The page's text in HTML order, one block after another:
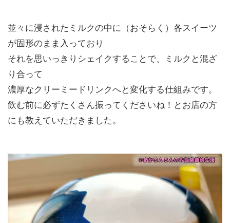
並々に浸されたミルクの中に（おそらく）各スイーツ
が固形のまま入っており
それを思いっきりシェイクすることで、ミルクと混ざ
り合って
濃厚なクリーミードリンクへと変化する仕組みです。
飲む前に必ずたくさん振ってくださいね！とお店の方
にも教えていただきました。